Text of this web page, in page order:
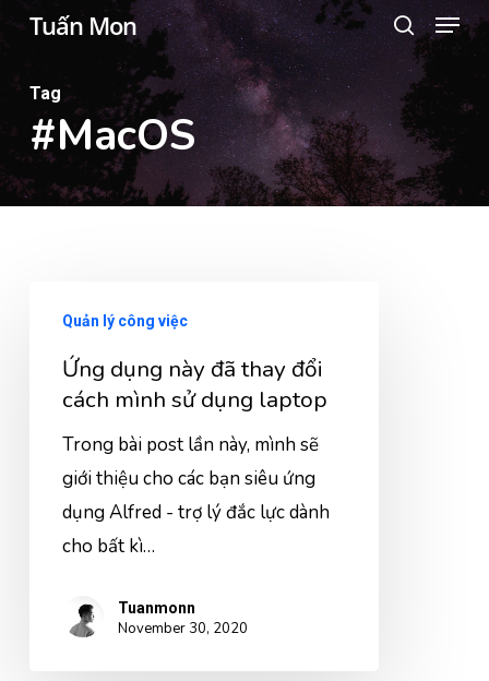
Skip
to
main
content
Tuấn Mon
search
Menu
Tag
#MacOS
Quản lý công việc
Ứng dụng này đã thay đổi
cách mình sử dụng laptop
Trong bài post lần này, mình sẽ
giới thiệu cho các bạn siêu ứng
dụng Alfred - trợ lý đắc lực dành
cho bất kì…
Tuanmonn
November 30, 2020
Menu